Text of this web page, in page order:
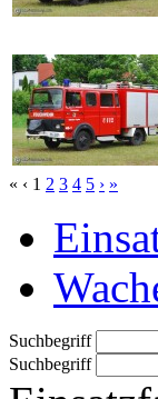
« ‹ 1 2 3 4 5 › »
Suchbegriff
Suchbegriff